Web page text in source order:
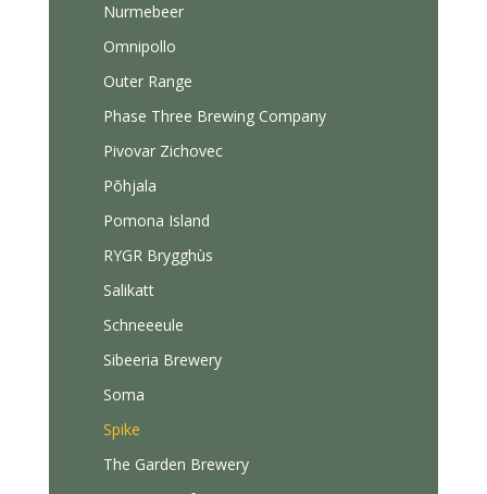
Nurmebeer
Omnipollo
Outer Range
Phase Three Brewing Company
Pivovar Zichovec
Põhjala
Pomona Island
RYGR Brygghùs
Salikatt
Schneeeule
Sibeeria Brewery
Soma
Spike
The Garden Brewery